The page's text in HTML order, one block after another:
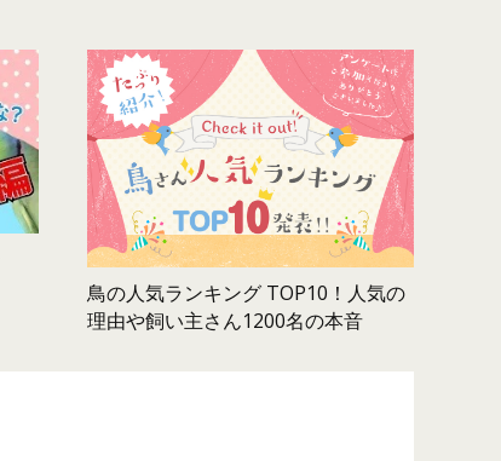
鳥の人気ランキング TOP10！人気の
理由や飼い主さん1200名の本音